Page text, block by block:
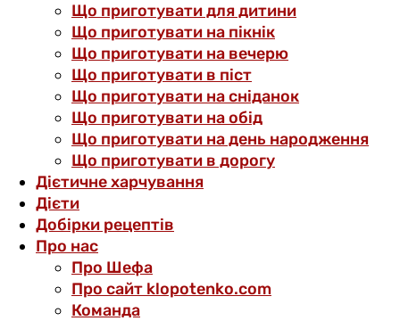
Що приготувати для дитини
Що приготувати на пікнік
Що приготувати на вечерю
Що приготувати в піст
Що приготувати на сніданок
Що приготувати на обід
Що приготувати на день народження
Що приготувати в дорогу
Дієтичне харчування
Дієти
Добірки рецептів
Про нас
Про Шефа
Про сайт klopotenko.com
Команда